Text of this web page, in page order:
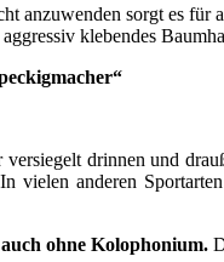
anzuwenden sorgt es
klebendes
drinnen und
vielen anderen
ohne Kolophonium.